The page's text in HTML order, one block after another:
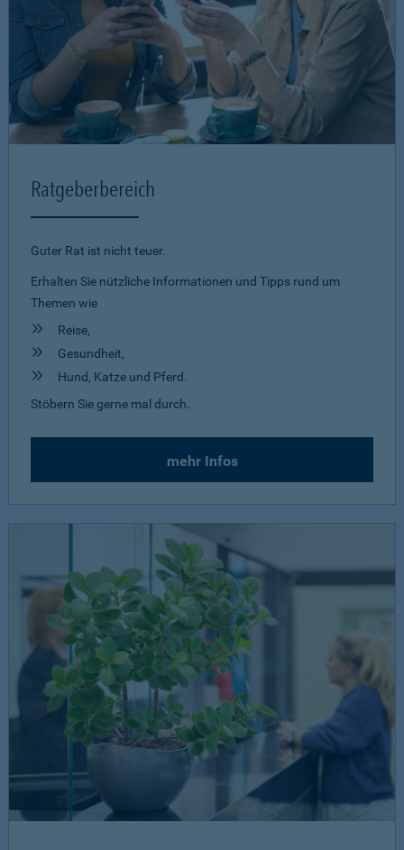
Ratgeberbereich
Guter Rat ist nicht teuer.
Erhalten Sie nützliche Informationen und Tipps rund um
Themen wie
Reise,
Gesundheit,
Hund, Katze und Pferd.
Stöbern Sie gerne mal durch.
mehr Infos